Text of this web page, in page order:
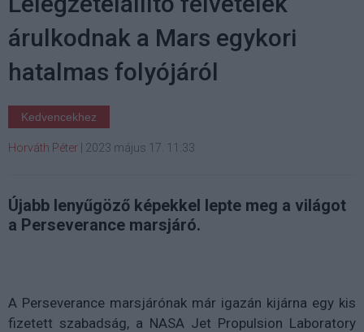
árulkodnak a Mars egykori
hatalmas folyójáról
Kedvencekhez
Horváth Péter | 2023 május 17. 11:33
Újabb lenyűgöző képekkel lepte meg a világot
a Perseverance marsjáró.
A Perseverance marsjárónak már igazán kijárna egy kis
fizetett szabadság, a NASA Jet Propulsion Laboratory